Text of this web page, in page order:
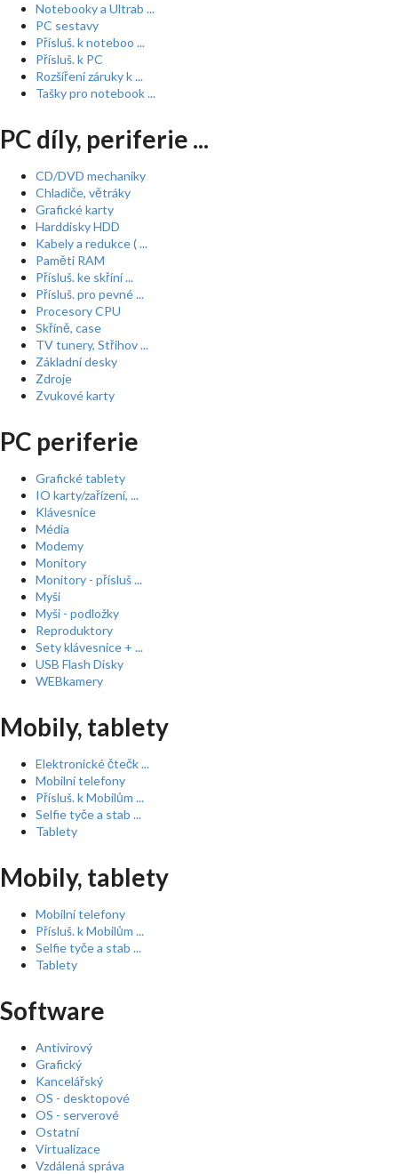
Notebooky a Ultrab ...
PC sestavy
Přísluš. k noteboo ...
Přísluš. k PC
Rozšíření záruky k ...
Tašky pro notebook ...
PC díly, periferie ...
CD/DVD mechaniky
Chladiče, větráky
Grafické karty
Harddisky HDD
Kabely a redukce ( ...
Paměti RAM
Přísluš. ke skříní ...
Přísluš. pro pevné ...
Procesory CPU
Skříně, case
TV tunery, Střihov ...
Základní desky
Zdroje
Zvukové karty
PC periferie
Grafické tablety
IO karty/zařízení, ...
Klávesnice
Média
Modemy
Monitory
Monitory - přísluš ...
Myši
Myši - podložky
Reproduktory
Sety klávesnice + ...
USB Flash Disky
WEBkamery
Mobily, tablety
Elektronické čtečk ...
Mobilní telefony
Přísluš. k Mobilům ...
Selfie tyče a stab ...
Tablety
Mobily, tablety
Mobilní telefony
Přísluš. k Mobilům ...
Selfie tyče a stab ...
Tablety
Software
Antivirový
Grafický
Kancelářský
OS - desktopové
OS - serverové
Ostatní
Virtualizace
Vzdálená správa